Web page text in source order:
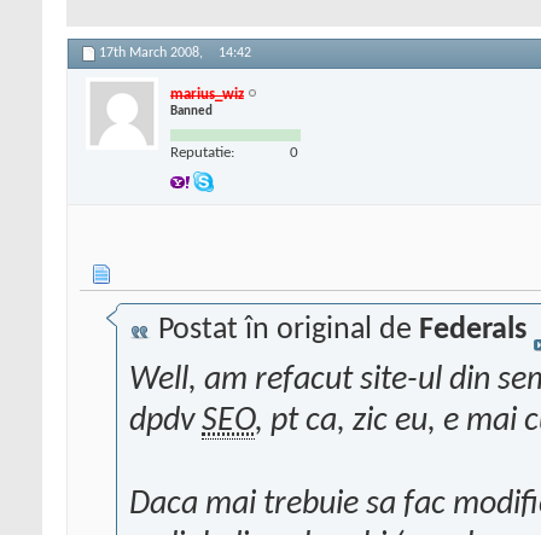
17th March 2008, 14:42
marius_wiz
Banned
Reputatie: 0
Postat în original de Federals
Well, am refacut site-ul din
dpdvSEO, pt ca, zic eu, e mai
Daca mai trebuie sa fac